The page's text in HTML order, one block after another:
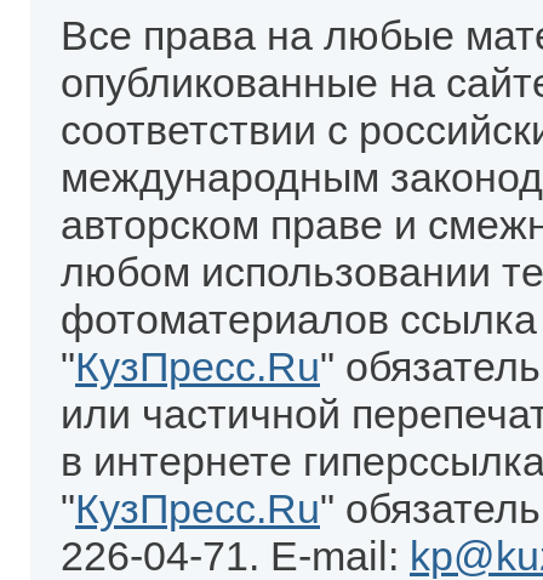
Все права на любые
опубликованные на
соответствии с
международным
авторском праве и
любом использовании
фотоматериалов
"КузПресс.Ru"
или частичной
в интернете
"КузПресс.Ru"
226-04-71. E-mail: